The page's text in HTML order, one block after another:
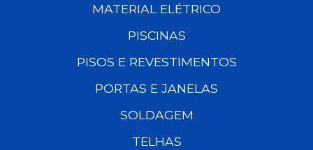
MATERIAL ELÉTRICO
PISCINAS
PISOS E REVESTIMENTOS
PORTAS E JANELAS
SOLDAGEM
TELHAS